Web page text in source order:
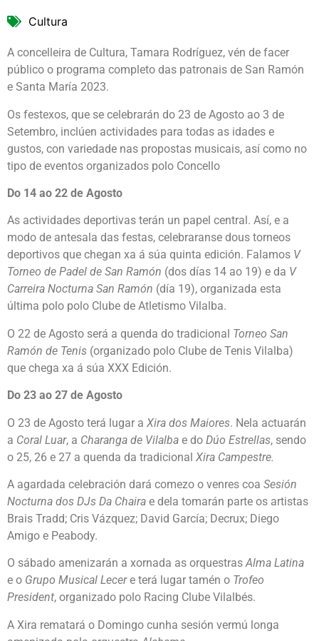
Cultura
A concelleira de Cultura, Tamara Rodríguez, vén de facer
público o programa completo das patronais de San Ramón
e Santa María 2023.
Os festexos, que se celebrarán do 23 de Agosto ao 3 de
Setembro, inclúen actividades para todas as idades e
gustos, con variedade nas propostas musicais, así como no
tipo de eventos organizados polo Concello
Do 14 ao 22 de Agosto
As actividades deportivas terán un papel central. Así, e a
modo de antesala das festas, celebraranse dous torneos
deportivos que chegan xa á súa quinta edición. Falamos V
Torneo de Padel de San Ramón (dos días 14 ao 19) e da V
Carreira Nocturna San Ramón (día 19), organizada esta
última polo polo Clube de Atletismo Vilalba.
O 22 de Agosto será a quenda do tradicional Torneo San
Ramón de Tenis (organizado polo Clube de Tenis Vilalba)
que chega xa á súa XXX Edición.
Do 23 ao 27 de Agosto
O 23 de Agosto terá lugar a Xira dos Maiores. Nela actuarán
a Coral Luar, a Charanga de Vilalba e do Dúo Estrellas, sendo
o 25, 26 e 27 a quenda da tradicional Xira Campestre.
A agardada celebración dará comezo o venres coa Sesión
Nocturna dos DJs Da Chaira e dela tomarán parte os artistas
Brais Tradd; Cris Vázquez; David García; Decrux; Diego
Amigo e Peabody.
O sábado amenizarán a xornada as orquestrasAlma Latina
e o Grupo Musical Lecere terá lugar tamén o Trofeo
President, organizado polo Racing Clube Vilalbés.
A Xira rematará o Domingo cunha sesión vermú longa